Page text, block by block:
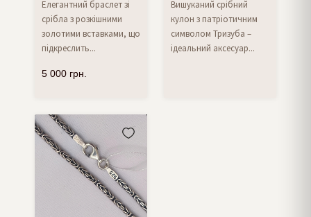
Елегантний браслет зі
срібла з розкішними
золотими вставками, що
підкреслить...
5 000 грн.
Вишуканий срібний
кулон з патріотичним
символом Тризуба –
ідеальний аксесуар...